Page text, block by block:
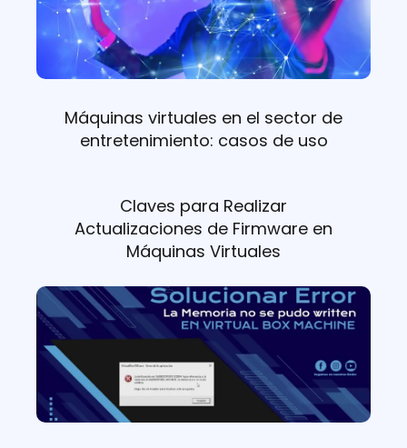
Máquinas virtuales en el sector de
entretenimiento: casos de uso
Claves para Realizar
Actualizaciones de Firmware en
Máquinas Virtuales